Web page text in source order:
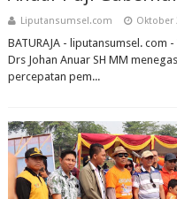
Liputansumsel.com Oktober
BATURAJA - liputansumsel. com
Drs Johan Anuar SH MM
percepatan pem...